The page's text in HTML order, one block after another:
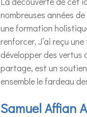
nombreuses années
une formation
renforcer. J’ai reçu
développer des vertus
partage, est un
ensemble le fardeau
Samuel Affian